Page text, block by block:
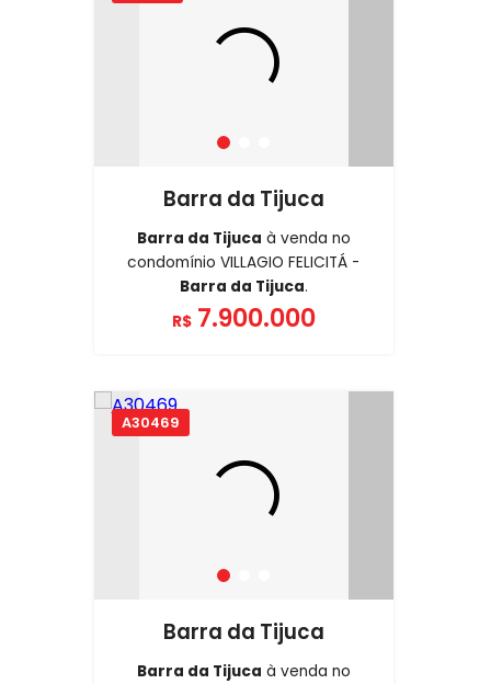
Barra da Tijuca
Barra da Tijuca à venda no
condomínio VILLAGIO FELICITÁ -
Barra da Tijuca.
R$ 7.900.000
A30469
Barra da Tijuca
Barra da Tijuca à venda no